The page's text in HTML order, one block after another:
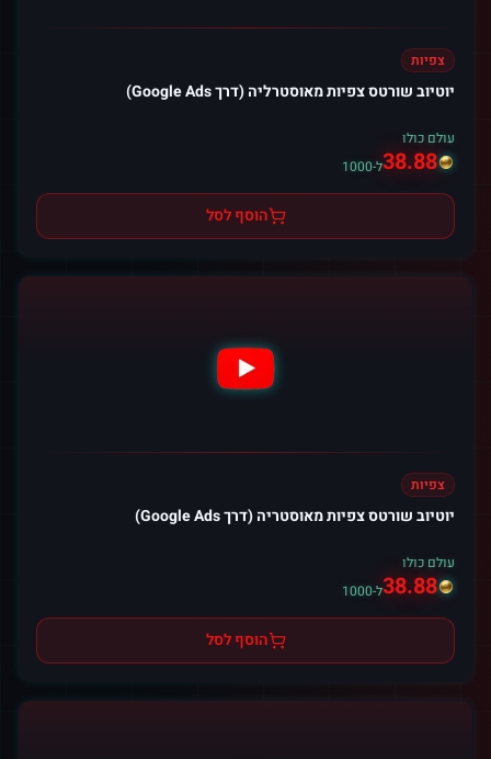
צפיות
יוטיוב שורטס צפיות מאוסטרליה (דרך Google Ads)
עולם כולו
38.88ל-1000
הוסף לסל
צפיות
יוטיוב שורטס צפיות מאוסטריה (דרך Google Ads)
עולם כולו
38.88ל-1000
הוסף לסל